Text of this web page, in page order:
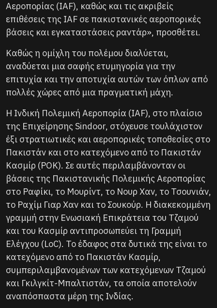
Αεροπορίας (IAF), καθώς και τις ακριβείς
επιθέσεις της IAF σε πακιστανικές αεροπορικές
βάσεις και εγκαταστάσεις ραντάρ», προσθέτει.
Καθώς η ομίχλη του πολέμου διαλύεται,
αναδύεται μια σαφής ετυμηγορία για την
επιτυχία και την αποτυχία αυτών των όπλων από
πολλές χώρες από μια πραγματική μάχη.
Η Ινδική Πολεμική Αεροπορία (IAF), στο πλαίσιο
της Επιχείρησης Sindoor, στόχευσε τουλάχιστον
έξι στρατιωτικές και αεροπορικές τοποθεσίες στο
Πακιστάν και στο κατεχόμενο από το Πακιστάν
Κασμίρ (POK). Σε αυτές περιλαμβάνονταν οι
βάσεις της Πακιστανικής Πολεμικής Αεροπορίας
στο Ραφίκι, το Μουρίντ, το Νουρ Χαν, το Τσουνιάν,
το Ραχίμ Γιαρ Χαν και το Σουκούρ. Η διακεκομμένη
γραμμή στην Ενωσιακή Επικράτεια του Τζαμού
και του Κασμίρ αντιπροσωπεύει τη Γραμμή
Ελέγχου (LoC). Το έδαφος στα δυτικά της είναι το
κατεχόμενο από το Πακιστάν Κασμίρ,
συμπεριλαμβανομένων των κατεχόμενων Τζαμού
και Γκιλγκίτ-Μπαλτιστάν, τα οποία αποτελούν
αναπόσπαστα μέρη της Ινδίας.